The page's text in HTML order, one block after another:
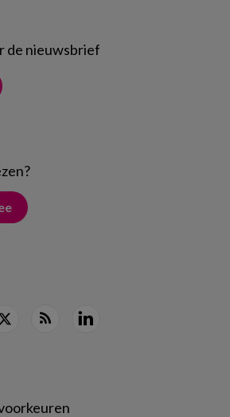
de nieuwsbrief
?